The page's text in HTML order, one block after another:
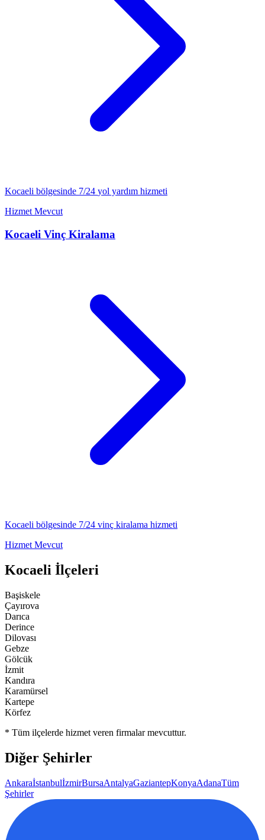
Kocaeli bölgesinde 7/24 yol yardım hizmeti
Hizmet Mevcut
Kocaeli Vinç Kiralama
Kocaeli bölgesinde 7/24 vinç kiralama hizmeti
Hizmet Mevcut
Kocaeli İlçeleri
Başiskele
Çayırova
Darıca
Derince
Dilovası
Gebze
Gölcük
İzmit
Kandıra
Karamürsel
Kartepe
Körfez
* Tüm ilçelerde hizmet veren firmalar mevcuttur.
Diğer Şehirler
AnkaraİstanbulİzmirBursaAntalyaGaziantepKonyaAdanaTüm
Şehirler